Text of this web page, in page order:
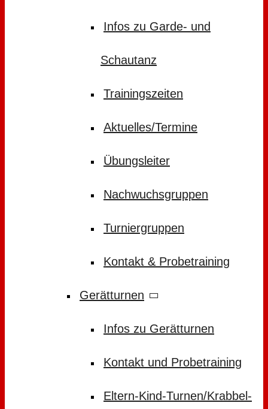
Infos zu Garde- und
Schautanz
Trainingszeiten
Aktuelles/Termine
Übungsleiter
Nachwuchsgruppen
Turniergruppen
Kontakt & Probetraining
Gerätturnen
Infos zu Gerätturnen
Kontakt und Probetraining
Eltern-Kind-Turnen/Krabbel-